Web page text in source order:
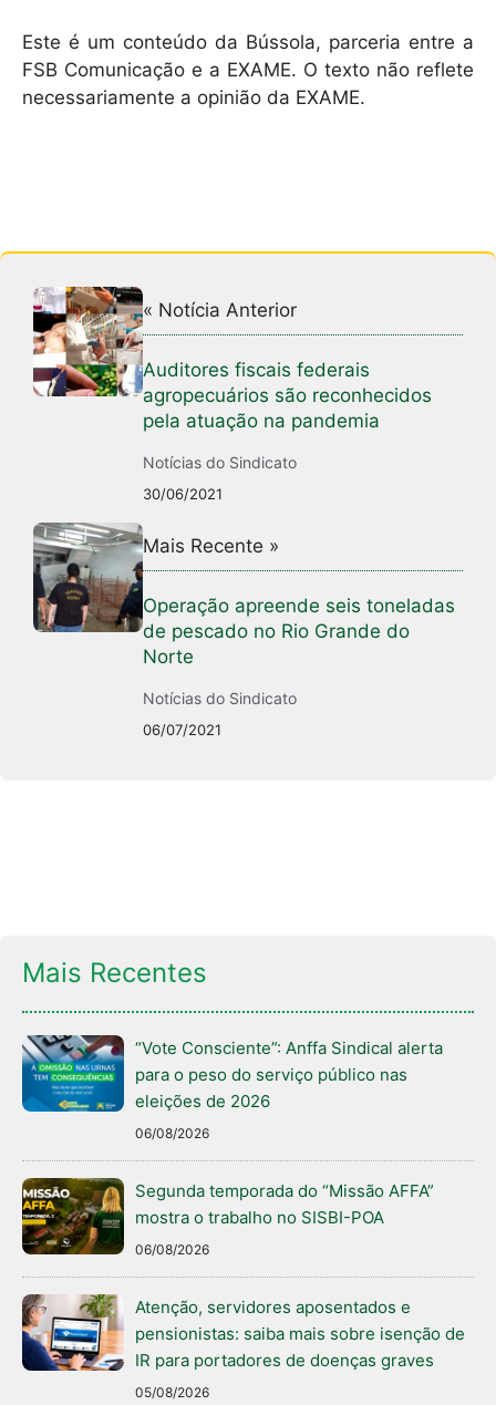
Este é um conteúdo da Bússola, parceria entre a
FSB Comunicação e a EXAME. O texto não reflete
necessariamente a opinião da EXAME.
« Notícia Anterior
Auditores fiscais federais
agropecuários são reconhecidos
pela atuação na pandemia
Notícias do Sindicato
30/06/2021
Mais Recente »
Operação apreende seis toneladas
de pescado no Rio Grande do
Norte
Notícias do Sindicato
06/07/2021
Mais Recentes
“Vote Consciente”: Anffa Sindical alerta
para o peso do serviço público nas
eleições de 2026
06/08/2026
Segunda temporada do “Missão AFFA”
mostra o trabalho no SISBI-POA
06/08/2026
Atenção, servidores aposentados e
pensionistas: saiba mais sobre isenção de
IR para portadores de doenças graves
05/08/2026